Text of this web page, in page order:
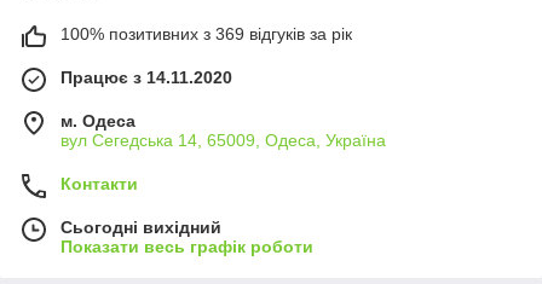
100% позитивних з 369 відгуків за рік
Працює з 14.11.2020
м. Одеса
вул Сегедська 14, 65009, Одеса, Україна
Контакти
Сьогодні вихідний
Показати весь графік роботи